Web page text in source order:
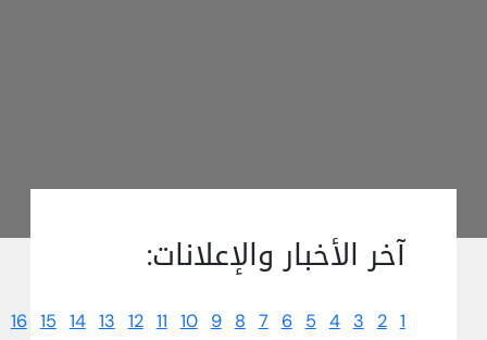
آخر الأخبار والإعلانات:
1
2
3
4
5
6
7
8
9
10
11
12
13
14
15
16